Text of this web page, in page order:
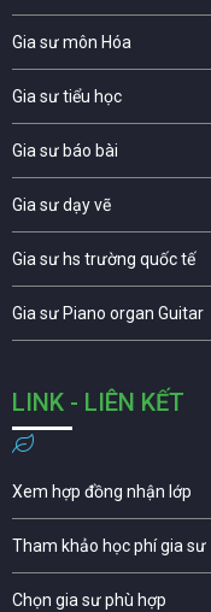
Gia sư môn Hóa
Gia sư tiểu học
Gia sư báo bài
Gia sư dạy vẽ
Gia sư hs trường quốc tế
Gia sư Piano organ Guitar
LINK - LIÊN KẾT
Xem hợp đồng nhận lớp
Tham khảo học phí gia sư
Chọn gia sư phù hợp